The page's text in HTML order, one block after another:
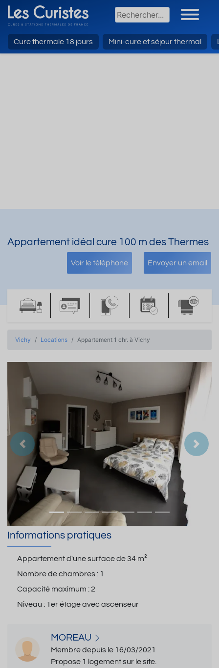
Cure thermale 18 jours Mini-cure et séjour thermal
Appartement idéal cure 100 m des Thermes
Voir le téléphone Envoyer un email
Vichy Locations Appartement 1 chr. à Vichy
Précedent
Informations pratiques
Appartement d'une surface de34 m²
Nombre de chambres : 1
Capacité maximum :2
Niveau : 1er étage avec ascenseur
MOREAU
Membre depuis le 16/03/2021
Propose 1 logement sur le site.